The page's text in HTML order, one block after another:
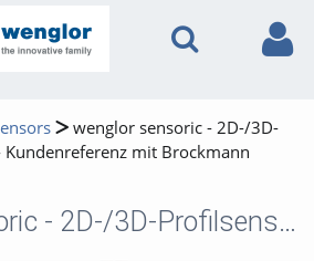
wenglor sensoric - 2D-/3D-
Kundenreferenz mit Brockmann
wenglor sensoric - 2D-/3D-Profilsensoren MLSL - Kundenreferenz mit Brockmann Recycling GmbH_DE